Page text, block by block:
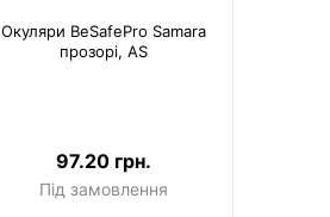
Окуляри BeSafePro Samara
прозорі, AS
97.20 грн.
Під замовлення